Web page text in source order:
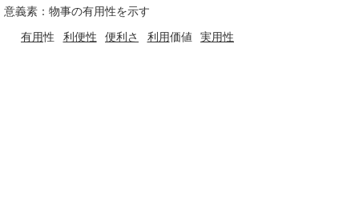
意義素：物事の有用性を示す
有用性 利便性 便利さ 利用価値 実用性